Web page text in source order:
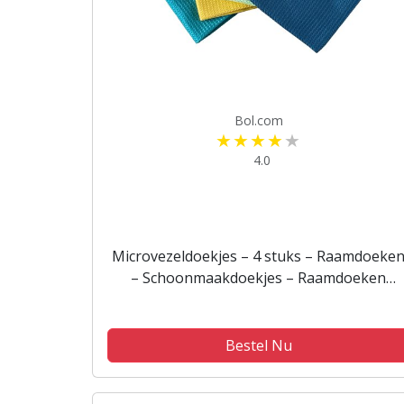
Bol.com
4.0
Microvezeldoekjes – 4 stuks – Raamdoeken
– Schoonmaakdoekjes – Raamdoeken
Autodroog doek...
Bestel Nu